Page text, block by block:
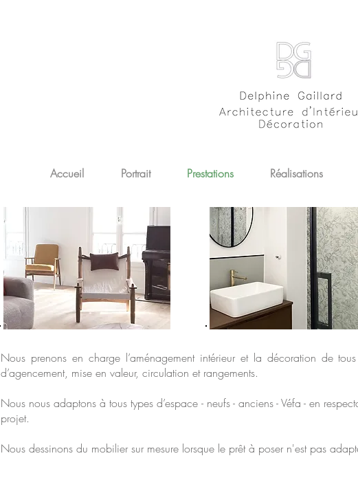
Accueil Portrait Prestations Réalisations
Nous prenons en charge l’aménagement intérieur et la décoration de
d’agencement, mise en valeur, circulation et rangements.
Nous nous adaptons à tous types d’espace - neufs - anciens -Véfa - en
projet.
Nous dessinons du mobilier sur mesure lorsque le prêt à poser n'est pas